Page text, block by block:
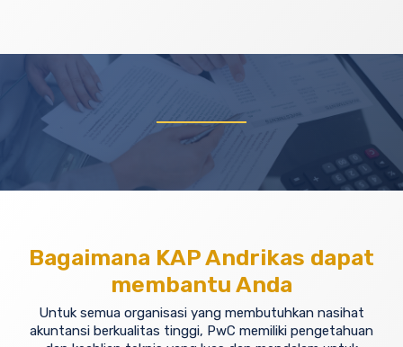
Bagaimana KAP Andrikas dapat
membantu Anda
Untuk semua organisasi yang membutuhkan nasihat
akuntansi berkualitas tinggi, PwC memiliki pengetahuan